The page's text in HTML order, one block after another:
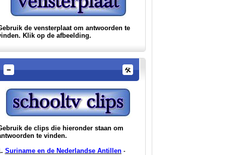
de vensterplaat om antwoorden te
Klik op de afbeelding.
de clips die hieronder staan om
te vinden.
Suriname en de Nederlandse Antillen -